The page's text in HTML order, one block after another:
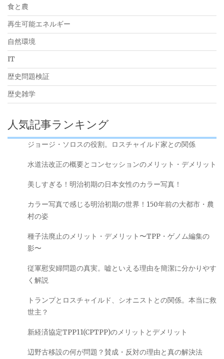
食と農
再生可能エネルギー
自然環境
IT
歴史問題検証
歴史雑学
人気記事ランキング
ジョージ・ソロスの役割。ロスチャイルド家との関係
水道法改正の概要とコンセッションのメリット・デメリット
美しすぎる！明治初期の日本女性のカラー写真！
カラー写真で感じる明治初期の世界！150年前の大都市・農
村の姿
種子法廃止のメリット・デメリット〜TPP・ゲノム編集の
影〜
従軍慰安婦問題の真実。嘘といえる理由を簡潔に分かりやす
く解説
トランプとロスチャイルド、シオニストとの関係。本当に救
世主？
新経済協定TPP11(CPTPP)のメリットとデメリット
辺野古移設の何が問題？賛成・反対の理由と真の解決法